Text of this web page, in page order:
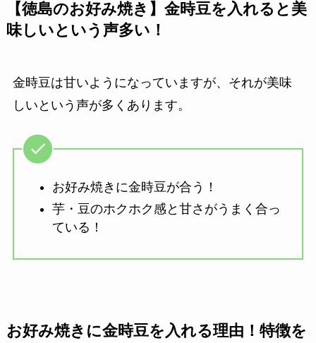
【徳島のお好み焼き】金時豆を入れると美
味しいという声多い！
金時豆は甘いようになっていますが、それが美味
しいという声が多くあります。
お好み焼きに金時豆が合う！
芋・豆のホクホク感と甘さがうまく合っ
ている！
お好み焼きに金時豆を入れる理由！特徴を